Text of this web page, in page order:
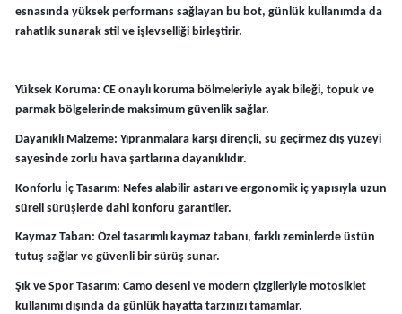
esnasında yüksek performans sağlayan bu bot, günlük kullanımda da
rahatlık sunarak stil ve işlevselliği birleştirir.
Yüksek Koruma: CE onaylı koruma bölmeleriyle ayak bileği, topuk ve
parmak bölgelerinde maksimum güvenlik sağlar.
Dayanıklı Malzeme: Yıpranmalara karşı dirençli, su geçirmez dış yüzeyi
sayesinde zorlu hava şartlarına dayanıklıdır.
Konforlu İç Tasarım: Nefes alabilir astarı ve ergonomik iç yapısıyla uzun
süreli sürüşlerde dahi konforu garantiler.
Kaymaz Taban: Özel tasarımlı kaymaz tabanı, farklı zeminlerde üstün
tutuş sağlar ve güvenli bir sürüş sunar.
Şık ve Spor Tasarım: Camo deseni ve modern çizgileriyle motosiklet
kullanımı dışında da günlük hayatta tarzınızı tamamlar.